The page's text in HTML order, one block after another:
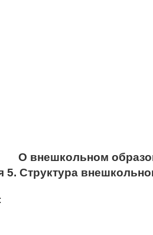
О внешкольном
5. Структура